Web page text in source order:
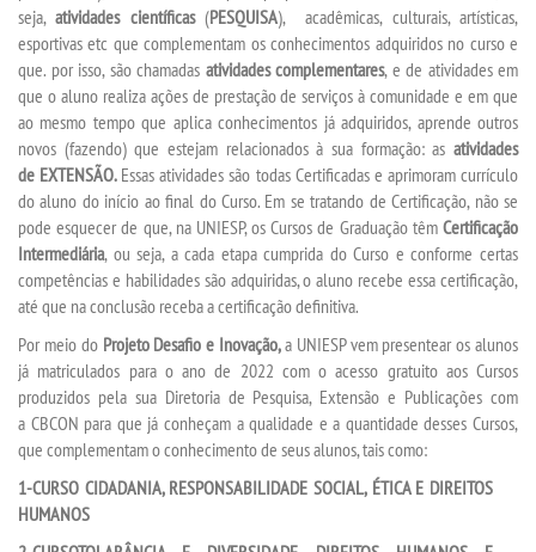
EDITAL - ADENDO 1
PUBLICAÇÕES
DESTAQUES
UNIESP NEWS
WEBMAIL
PORTAL DE ALUNOS
PORTAL DE PROFESSORES/ACADÊMICO
seja,atividades científicas(PESQUISA), acadêmicas, culturais, artísticas,
esportivas etc que complementam os conhecimentos adquiridos no curso e
que. por isso, são chamadas atividades complementares, e de atividades em
que o aluno realiza ações de prestação de serviços à comunidade e em que
ao mesmo tempo que aplica conhecimentos já adquiridos, aprende outros
novos (fazendo) que estejam relacionados à sua formação: as atividades
de EXTENSÃO. Essas atividades são todas Certificadas e aprimoram currículo
do aluno do início ao final do Curso. Em se tratando de Certificação, não se
pode esquecer de que, na UNIESP, os Cursos de Graduação têm Certificação
Intermediária, ou seja, a cada etapa cumprida do Curso e conforme certas
competências e habilidades são adquiridas, o aluno recebe essa certificação,
até que na conclusão receba a certificação definitiva.
Por meio do Projeto Desafio e Inovação,a UNIESP vem presentear os alunos
já matriculados para o ano de 2022 com o acesso gratuito aos Cursos
produzidos pela sua Diretoria de Pesquisa, Extensão e Publicaçõescom
a CBCON para que já conheçam a qualidade e a quantidade desses Cursos,
que complementam o conhecimento de seus alunos, tais como:
1-CURSO CIDADANIA, RESPONSABILIDADE SOCIAL, ÉTICA E DIREITOS
HUMANOS